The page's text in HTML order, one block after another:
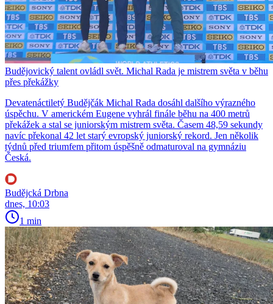
Budějovický talent ovládl svět. Michal Rada je mistrem světa v běhu
přes překážky
Devatenáctiletý Budějčák Michal Rada dosáhl dalšího výrazného
úspěchu. V americkém Eugene vyhrál finále běhu na 400 metrů
překážek a stal se juniorským mistrem světa. Časem 48,59 sekundy
navíc překonal 42 let starý evropský juniorský rekord. Jen několik
týdnů před triumfem přitom úspěšně odmaturoval na gymnáziu
Česká.
Budějcká Drbna
dnes, 10:03
1 min